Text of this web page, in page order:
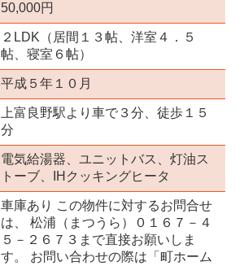
50,000円
２LDK（居間１３帖、洋室４．５
帖、寝室６帖）
平成５年１０月
上富良野駅より車で３分、徒歩１５
分
電気給湯器、ユニットバス、灯油ス
トーブ、IHクッキングヒータ
車庫あり この物件に対するお問合せ
は、 松浦（まつうら）０１６７－４
５－２６７３まで直接お願いしま
す。 お問い合わせの際は「町ホーム